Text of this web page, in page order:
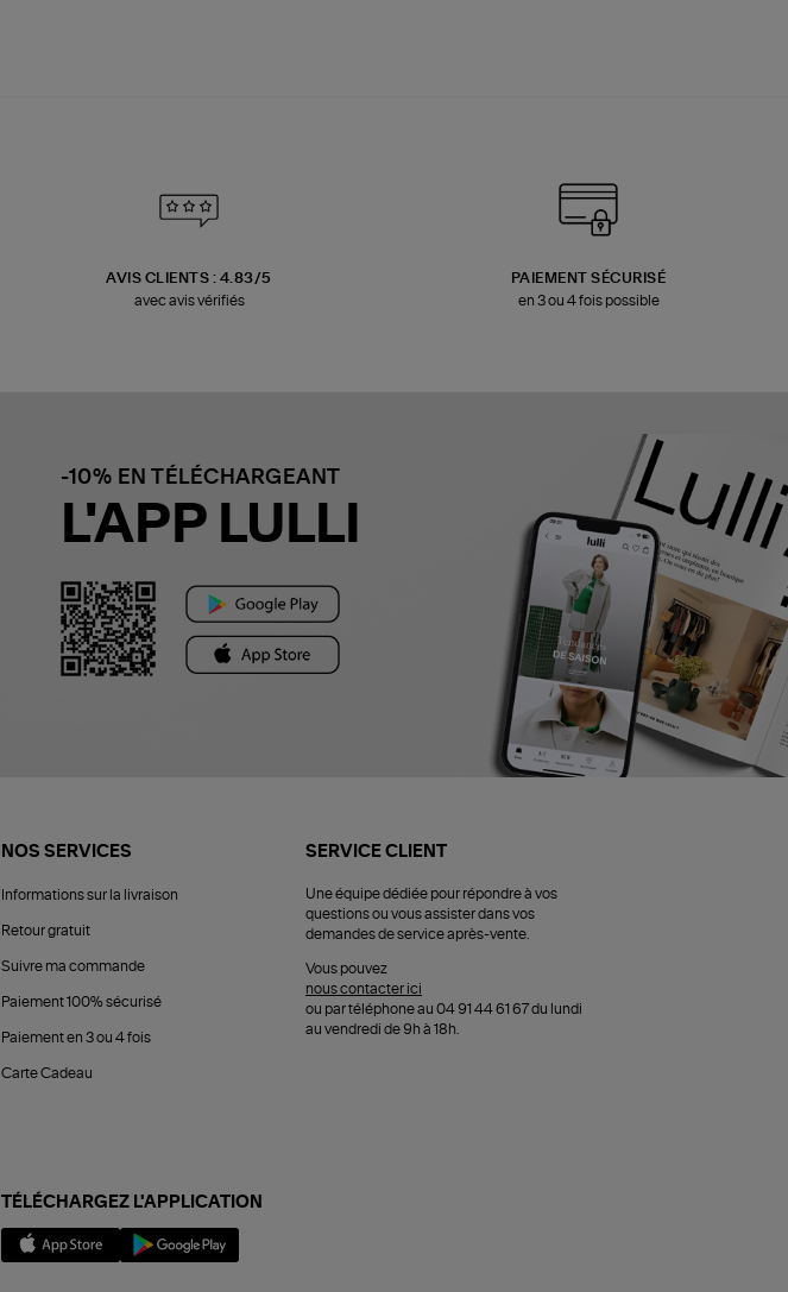
AVIS CLIENTS : 4.83/5
avec avis vérifiés
PAIEMENT SÉCURISÉ
en 3 ou 4 fois possible
-10% EN TÉLÉCHARGEANT
L'APP LULLI
NOS SERVICES
Informations sur la livraison
Retour gratuit
Suivre ma commande
Paiement 100% sécurisé
Paiement en 3 ou 4 fois
Carte Cadeau
SERVICE CLIENT
Une équipe dédiée pour répondre à vos
questions ou vous assister dans vos
demandes de service après-vente.
Vous pouvez
nous contacter ici
ou par téléphone au 04 91 44 61 67 du lundi
au vendredi de 9h à 18h.
TÉLÉCHARGEZ L'APPLICATION